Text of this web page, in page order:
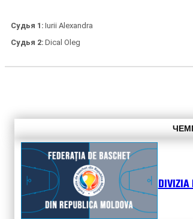
Судья 1 Iurii Alexandra
Судья 2 Dical Oleg